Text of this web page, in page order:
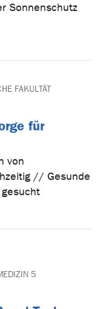
Sonnenschutz
FAKULTÄT
für
von
// Gesunde
5